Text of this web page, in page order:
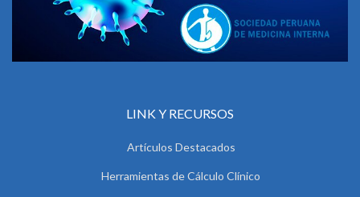
LINK Y RECURSOS
Artículos Destacados
Herramientas de Cálculo Clínico